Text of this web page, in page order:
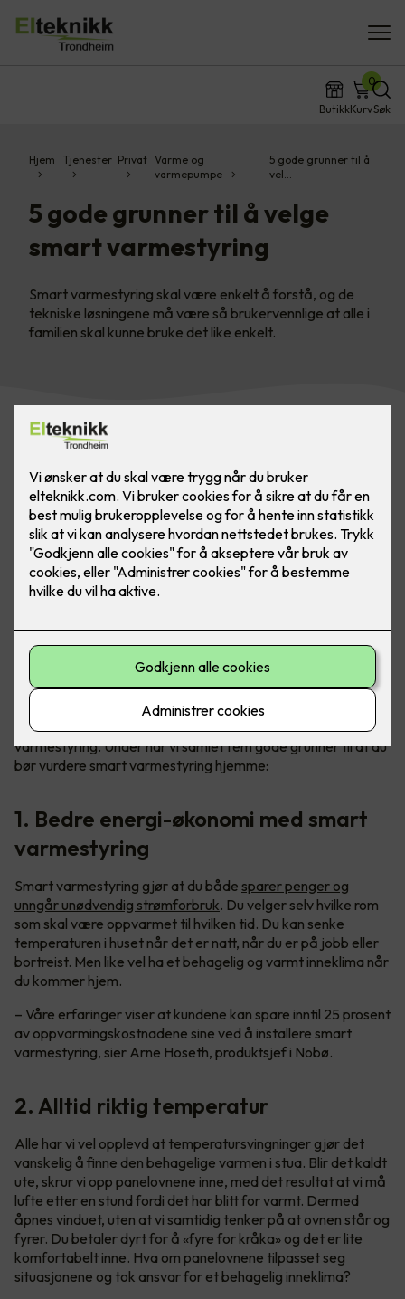
ButikkKurv
0
Søk
Hjem Tjenester Privat Varme og
varmepumpe
5 gode grunner til å
vel…
5 gode grunner til å velge
smart varmestyring
Smart varmestyring skal være enkelt å forstå, og de
tekniske løsningene må være så brukervennlige at alle i
familien skal kunne bruke det like enkelt.
Uansett om du velger panelovner,varmekabler, varmefolie
eller varmematter,kan alt styres gjennom smart
varmestyring. Under har vi samlet fem gode grunner til at du
bør vurdere smart varmestyring hjemme:
1. Bedre energi-økonomi med smart
varmestyring
Smart varmestyring gjør at du både sparer penger og
unngår unødvendig strømforbruk. Du velger selv hvilke rom
som skal være oppvarmet til hvilken tid. Du kan senke
temperaturen i huset når det er natt, når du er på jobb eller
bortreist. Men like vel ha et behagelig og varmt inneklima når
du kommer hjem.
– Våre erfaringer viser at kundene kan spare inntil 25 prosent
av oppvarmingskostnadene sine ved å installere smart
varmestyring, sier Arne Hoseth, produktsjef i Nobø.
2. Alltid riktig temperatur
Alle har vi vel opplevd at temperatursvingninger gjør det
vanskelig å finne den behagelige varmen i stua. Blir det kaldt
ute, skrur vi opp panelovnene inne, med det resultat at vi må
lufte etter en stund fordi det har blitt for varmt. Dermed
åpnes vinduet, uten at vi samtidig tenker på at ovnen står og
fyrer. Du betaler dyrt for å «fyre for kråka» og det er lite
komfortabelt inne. Hva om panelovnene tilpasset seg
situasjonene og tok ansvar for et behagelig inneklima?